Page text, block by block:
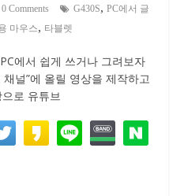
0 Comments G430S, PC에서 글
마우스, 타블렛
에서 쉽게 쓰거나 그려보자
널”에 올릴 영상을 제작하고
로 유튜브